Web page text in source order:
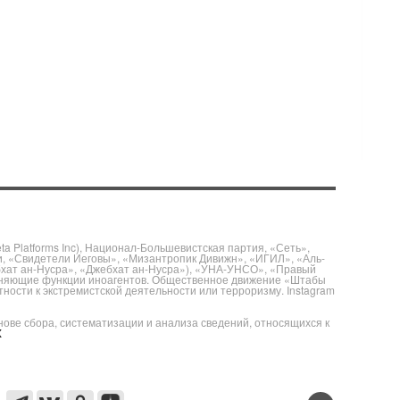
Platforms Inc), Национал-Большевистская партия, «Сеть»,
«Свидетели Иеговы», «Мизантропик Дивижн», «ИГИЛ», «Аль-
ан-Нусра», «Джебхат ан-Нусра»), «УНА-УНСО», «Правый
функции иноагентов. Общественное движение «Штабы
к экстремистской деятельности или терроризму. Instagram
сбора, систематизации и анализа сведений, относящихся к